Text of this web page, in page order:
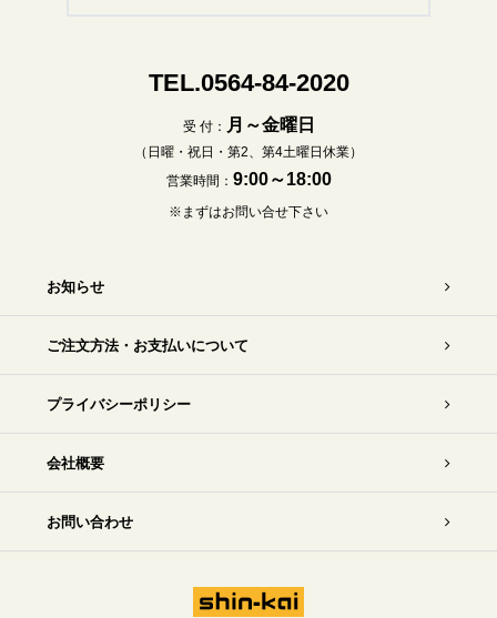
TEL.0564-84-2020
受 付： 月～金曜日
（日曜・祝日・第2、第4土曜日休業）
営業時間： 9:00～18:00
※まずはお問い合せ下さい
お知らせ
ご注文方法・お支払いについて
プライバシーポリシー
会社概要
お問い合わせ